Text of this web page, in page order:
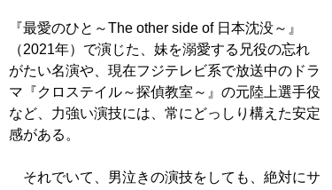
『最愛のひと～The other side of 日本沈没～』
（2021年）で演じた、妹を溺愛する兄役の忘れ
がたい名演や、現在フジテレビ系で放送中のドラ
マ『クロステイル～探偵教室～』の元陸上選手役
など、力強い演技には、常にどっしり構えた安定
感がある。
それでいて、男泣きの演技をしても、絶対にサ